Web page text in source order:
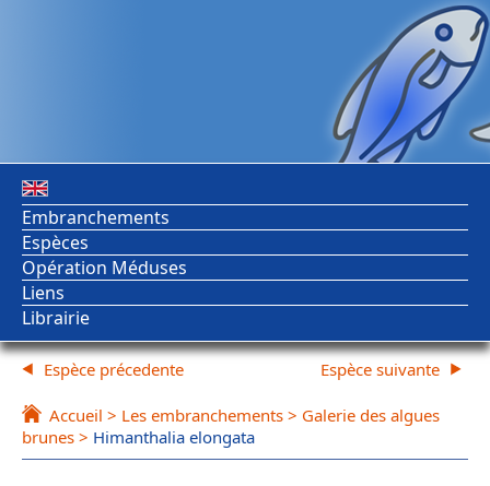
Embranchements
Espèces
Opération Méduses
Liens
Librairie
Espèce précedente
Accueil > Les embranchements > Galerie des algues
brunes > Himanthalia elongata
Espèce suivante